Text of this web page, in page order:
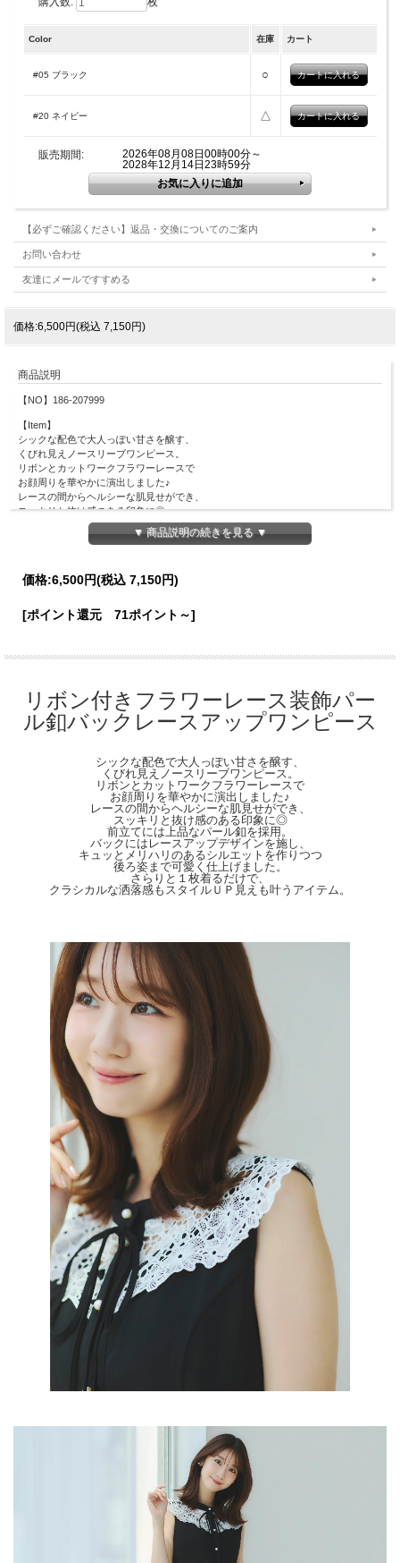
Color 在庫 カート
#05 ブラック ○
#20 ネイビー △
販売期間:
2026年08月08日00時00分～
2028年12月14日23時59分
【必ずご確認ください】返品・交換についてのご案内
お問い合わせ
友達にメールですすめる
価格:6,500円(税込 7,150円)
商品説明
【NO】186-207999
【Item】
シックな配色で大人っぽい甘さを醸す、
くびれ見えノースリーブワンピース。
リボンとカットワークフラワーレースで
お顔周りを華やかに演出しました♪
レースの間からヘルシーな肌見せができ、
スッキリと抜け感のある印象に◎
前立てには上品なパール釦を採用。
バックにはレースアップデザインを施し、
さらりと１枚着るだけで、
【Material】
【Detail】
総丈：120cm
身幅：42cm
肩幅：36cm
ウエスト周囲：73cm
※ウエスト後ろゴム仕様
※前ボタン開閉可能
【Color】#20 ネイビー/#05 ブラック
【Attention】サイズは平置きサイズとなりますので測り方により誤差が出る場合が
ございます。 色合いはモニター環境により若干の誤差が出ます。 ライティングや
天候によりモデル画像と物撮り画像のカラーに違いある場合、物撮り画像の方が実
際のカラーに近い状態で撮影されておりますので、そちらを参考にしてくださいま
▼ 商品説明の続きを見る ▼
価格:6,500円(税込 7,150円)
[ポイント還元 71ポイント～]
リボン付きフラワーレース装飾パー
ル釦バックレースアップワンピース
シックな配色で大人っぽい甘さを醸す、
くびれ見えノースリーブワンピース。
リボンとカットワークフラワーレースで
お顔周りを華やかに演出しました♪
レースの間からヘルシーな肌見せができ、
スッキリと抜け感のある印象に◎
前立てには上品なパール釦を採用。
バックにはレースアップデザインを施し、
キュッとメリハリのあるシルエットを作りつつ
後ろ姿まで可愛く仕上げました。
さらりと１枚着るだけで、
クラシカルな洒落感もスタイルＵＰ見えも叶うアイテム。